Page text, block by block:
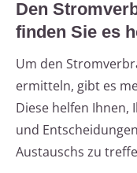
Den
finden Sie es
Um den
ermitteln, gibt es
Diese helfen Ihnen,
und
Austauschs zu